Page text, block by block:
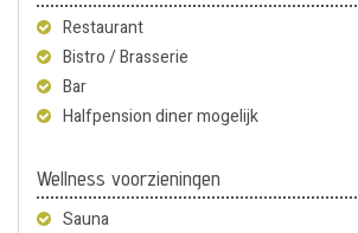
Restaurant
Bistro / Brasserie
Bar
Halfpension diner mogelijk
Wellness voorzieningen
Sauna